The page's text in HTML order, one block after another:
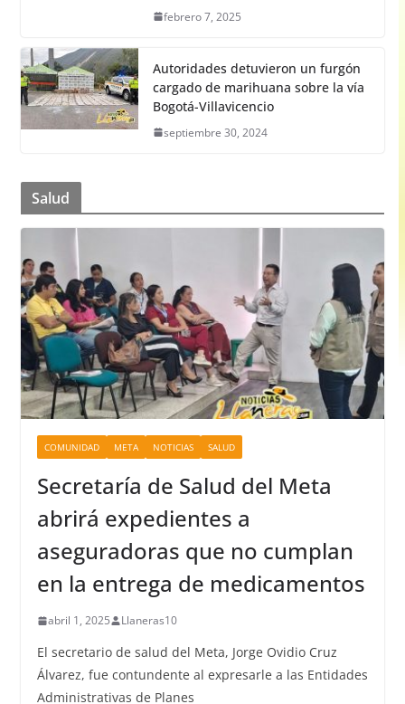
febrero 7, 2025
Autoridades detuvieron un furgón
cargado de marihuana sobre la vía
Bogotá-Villavicencio
septiembre 30, 2024
Salud
COMUNIDAD META NOTICIAS SALUD
Secretaría de Salud del Meta
abrirá expedientes a
aseguradoras que no cumplan
en la entrega de medicamentos
abril 1, 2025 Llaneras10
El secretario de salud del Meta, Jorge Ovidio Cruz
Álvarez, fue contundente al expresarle a las Entidades
Administrativas de Planes